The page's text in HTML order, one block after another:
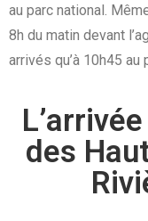
au parc national.
8h du matin devant
arrivés qu’à 10h45 au
des